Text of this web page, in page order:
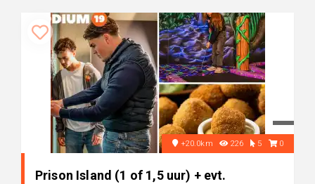
+20.0km 226 5 0
Prison Island (1 of 1,5 uur) + evt.